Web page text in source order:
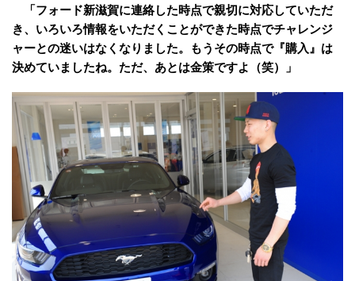
「フォード新滋賀に連絡した時点で親切に対応していただ
き、いろいろ情報をいただくことができた時点でチャレンジ
ャーとの迷いはなくなりました。もうその時点で『購入』は
決めていましたね。ただ、あとは金策ですよ（笑）」